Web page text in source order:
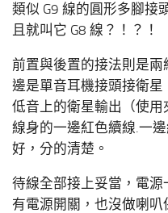
類似 G9 線的圓形多腳接
且就叫它 G8 線？！？！
前置與後置的接法則是
邊是單音耳機接頭接衛
低音上的衛星輸出（使
線身的一邊紅色續線.一
好，分的清楚。
待線全部接上妥當，電
有電源開關，也沒做喇